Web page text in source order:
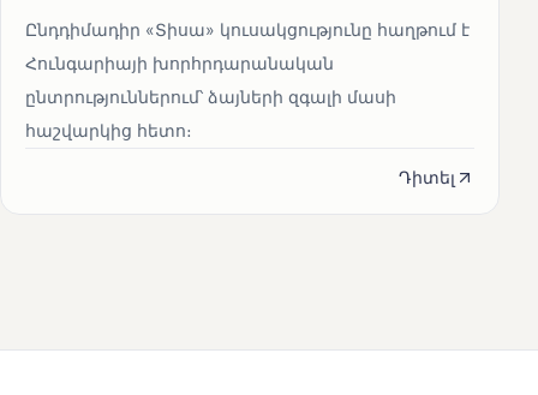
Ընդդիմադիր «Տիսա» կուսակցությունը հաղթում է
Հունգարիայի խորհրդարանական
ընտրություններում՝ ձայների զգալի մասի
հաշվարկից հետո։
Դիտել